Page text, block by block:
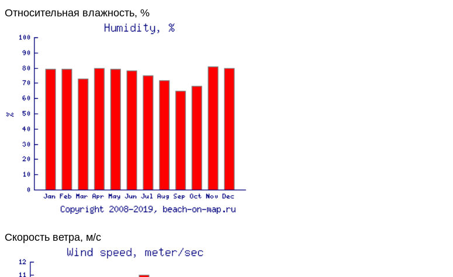
Относительная влажность, %
Скорость ветра, м/с